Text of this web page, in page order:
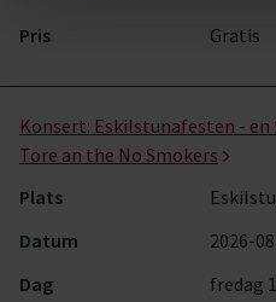
Pris
Gratis
Konsert: Eskilstunafesten -
Tore an the No Smokers
Plats
Datum
2026-
Dag
fredag